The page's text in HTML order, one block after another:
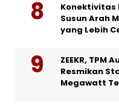
Konektivitas
Susun Arah
yang Lebih
ZEEKR, TPM
Resmikan
Megawatt